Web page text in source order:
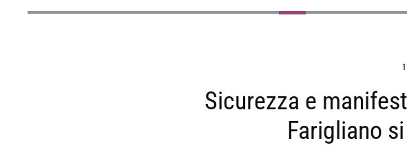
Sicurezza e
Farigliano